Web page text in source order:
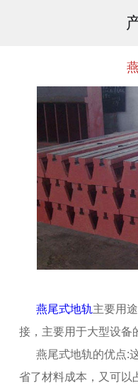
燕尾式地轨主要用
接，主要用于大型设备
燕尾式地轨的优点:
省了材料成本，又可以